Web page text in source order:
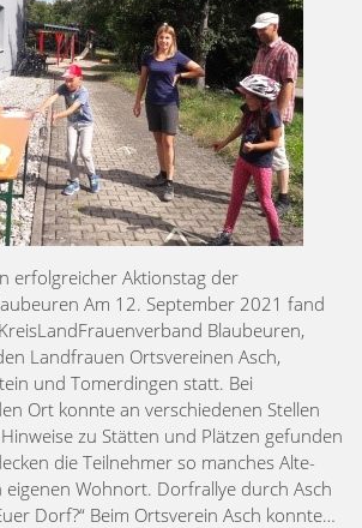
erfolgreicher Aktionstag der
Am 12. September 2021 fand
Blaubeuren,
Landfrauen Ortsvereinen Asch,
und Tomerdingen statt. Bei
Ort konnte an verschiedenen Stellen
zu Stätten und Plätzen gefunden
die Teilnehmer so manches Alte-
Wohnort. Dorfrallye durch Asch
Dorf?“ Beim Ortsverein Asch konnte…